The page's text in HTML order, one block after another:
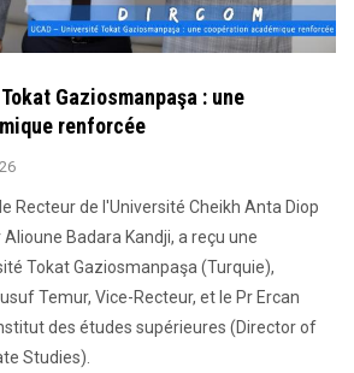
Gaziosmanpaşa : une
renforcée
Recteur de l'Université Cheikh Anta Diop
Alioune Badara Kandji, a reçu une
Tokat Gaziosmanpaşa (Turquie),
Temur, Vice-Recteur, et le Pr Ercan
des études supérieures (Director of
Studies).